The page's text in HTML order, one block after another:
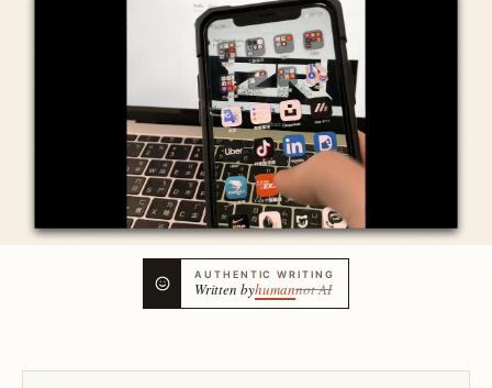
AUTHENTIC WRITING
Written byhumannot AI